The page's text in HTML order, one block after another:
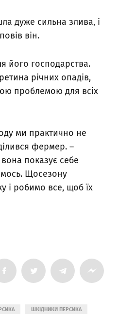
дуже сильна злива, і
він.
його господарства.
річних опадів,
проблемою для всіх
ми практично не
фермер. –
вона показує себе
Щосезону
і робимо все, щоб їх
ШКІДНИКИ ПЕРСИКА